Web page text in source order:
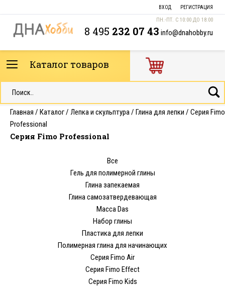
ВХОД РЕГИСТРАЦИЯ
ПН.-ПТ. С 10:00 ДО 18:00
8 495 232 07 43 info@dnahobby.ru
Каталог товаров
Главная / Каталог/ Лепка и скульптура/ Глина для лепки / Серия Fimo
Professional
Серия Fimo Professional
Все
Гель для полимерной глины
Глина запекаемая
Глина самозатвердевающая
Масса Das
Набор глины
Пластика для лепки
Полимерная глина для начинающих
Серия Fimo Air
Серия Fimo Effect
Серия Fimo Kids